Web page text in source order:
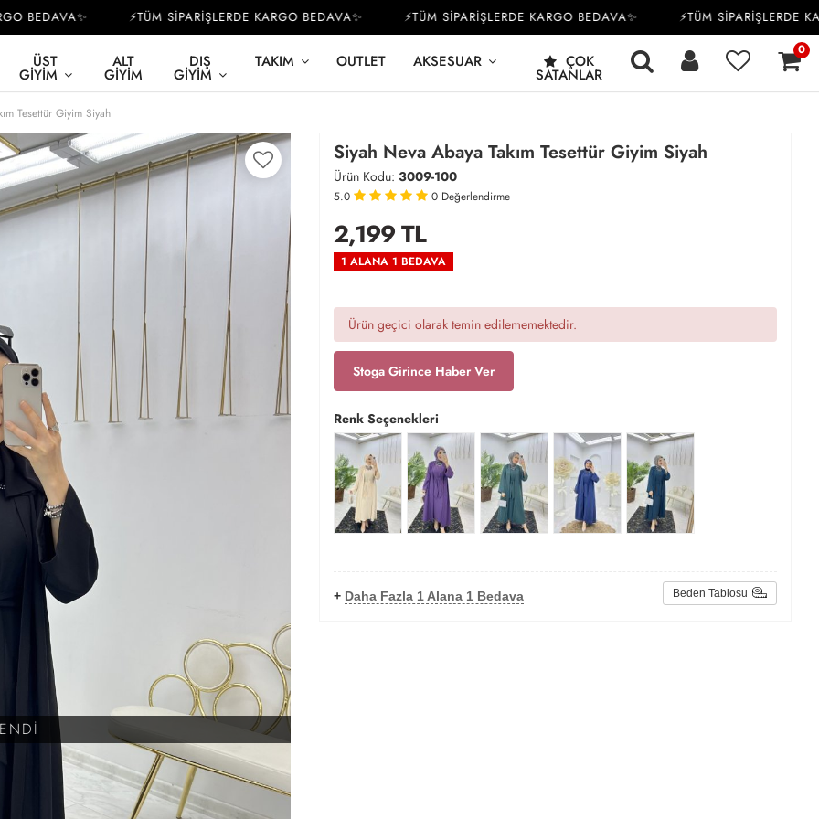
BEDAVA✨ ⚡TÜM SİPARİŞLERDE KARGO BEDAVA✨ ⚡TÜM SİPARİŞLERDE KARGO BEDAVA✨ ⚡TÜM SİPARİŞLERDE
ÜST
GIYIM
ALT
GIYIM
DIŞ
GIYIM
TAKIM OUTLET AKSESUAR ÇOK
SATANLAR
0
Tesettür Giyim Siyah
Siyah Neva Abaya Takım Tesettür Giyim Siyah
Ürün Kodu: 3009-100
5.0 0 Değerlendirme
2,199TL
1 ALANA 1 BEDAVA
Ürün geçici olarak temin edilememektedir.
Stoga Girince Haber Ver
Renk Seçenekleri
+ Daha Fazla 1 Alana 1 Bedava Beden Tablosu